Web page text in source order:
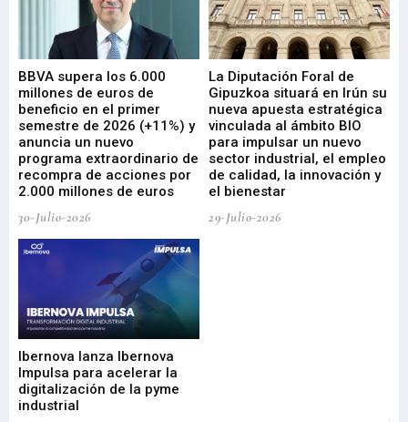
BBVA supera los 6.000
millones de euros de
beneficio en el primer
semestre de 2026 (+11%) y
anuncia un nuevo
programa extraordinario de
recompra de acciones por
2.000 millones de euros
30-Julio-2026
La Diputación Foral de
Gipuzkoa situará en Irún su
nueva apuesta estratégica
vinculada al ámbito BIO
para impulsar un nuevo
sector industrial, el empleo
de calidad, la innovación y
el bienestar
29-Julio-2026
Ibernova lanza Ibernova
Impulsa para acelerar la
digitalización de la pyme
industrial